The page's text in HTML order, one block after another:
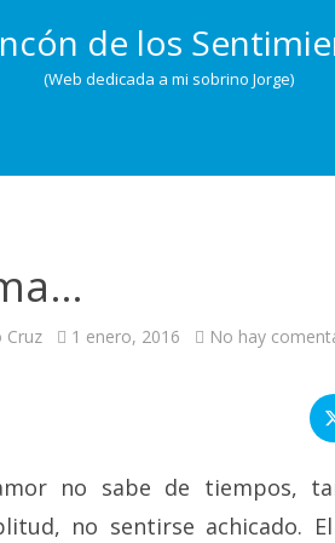
de los
(Web dedicada a mi sobrino Jorge)
Cruz 1 enero, 2016 No hay
no sabe de tiempos,
no sentirse achicado.